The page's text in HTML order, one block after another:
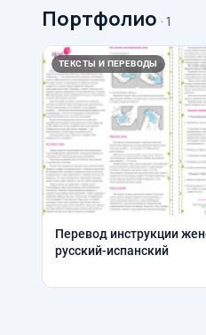
Портфолио · 1
ТЕКСТЫ И ПЕРЕВОДЫ
Перевод инструкции
русский-испанский